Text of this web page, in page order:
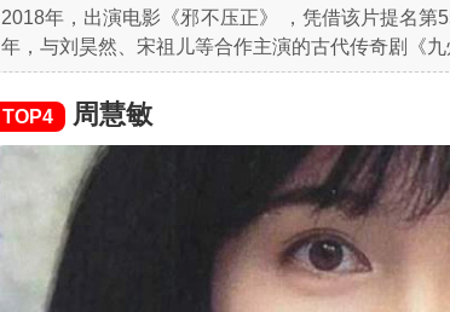
2018年，出演电影《邪不压正》 ，凭借该片提名第
年，与刘昊然、宋祖儿等合作主演的古代传奇剧《九
TOP4 周慧敏